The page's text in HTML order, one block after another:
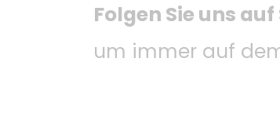
Folgen Sie uns
um immer auf